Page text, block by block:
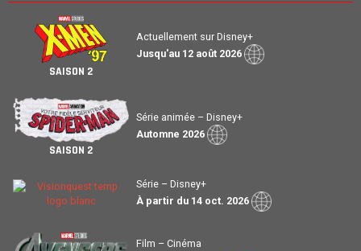
SAISON 2
Actuellement sur Disney+
Jusqu'au 12 août 2026
SAISON 2
Série animée – Disney+
Automne 2026
Série – Disney+
À partir du 14 oct. 2026
Film – Cinéma